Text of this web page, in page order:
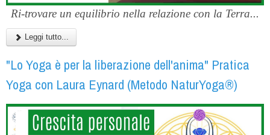
Ri-trovare un equilibrio nella relazione con la Terra...
Leggi tutto...
"Lo Yoga è per la liberazione dell'anima" Pratica
Yoga con Laura Eynard (Metodo NaturYoga®)